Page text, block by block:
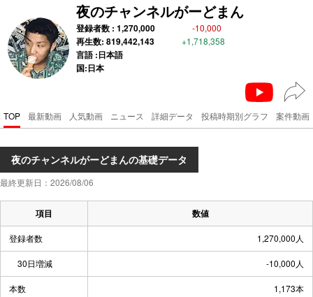
夜のチャンネルがーどまん
登録者数 : 1,270,000 -10,000
再生数: 819,442,143 +1,718,358
言語 :日本語
国:日本
TOP 最新動画 人気動画 ニュース 詳細データ 投稿時期別グラフ 案件動画
夜のチャンネルがーどまんの基礎データ
最終更新日：2026/08/06
項目 数値
登録者数 1,270,000人
30日増減 -10,000人
本数 1,173本